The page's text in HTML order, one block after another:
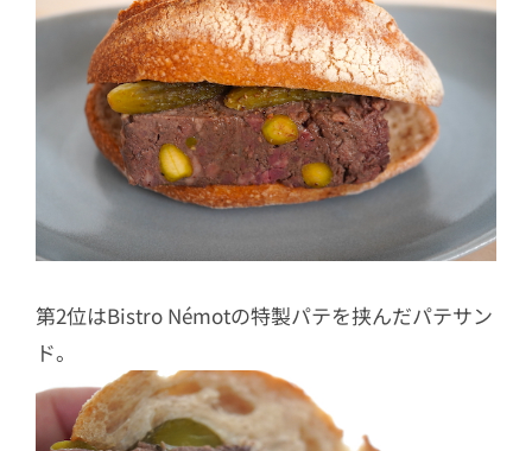
第2位はBistro Némotの特製パテを挟んだパテサン
ド。